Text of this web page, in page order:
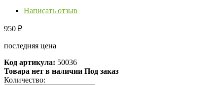
Написать отзыв
950 ₽
последняя цена
Код артикула: 50036
Товара нет в наличии Под заказ
Количество: